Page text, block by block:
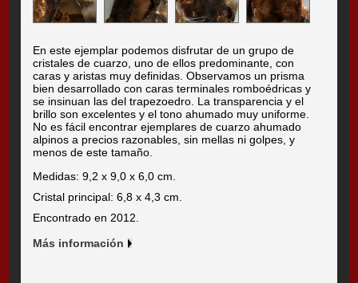
En este ejemplar podemos disfrutar de un grupo de
cristales de cuarzo, uno de ellos predominante, con
caras y aristas muy definidas. Observamos un prisma
bien desarrollado con caras terminales romboédricas y
se insinuan las del trapezoedro. La transparencia y el
brillo son excelentes y el tono ahumado muy uniforme.
No es fácil encontrar ejemplares de cuarzo ahumado
alpinos a precios razonables, sin mellas ni golpes, y
menos de este tamaño.
Medidas: 9,2 x 9,0 x 6,0 cm.
Cristal principal: 6,8 x 4,3 cm.
Encontrado en 2012.
Más información